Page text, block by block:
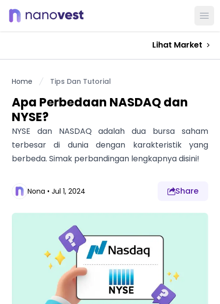
Lihat Market
Home Tips Dan Tutorial
Apa Perbedaan NASDAQ dan
NYSE?
NYSE dan NASDAQ adalah dua bursa saham
terbesar di dunia dengan karakteristik yang
berbeda. Simak perbandingan lengkapnya disini!
Nona • Jul 1, 2024 Share